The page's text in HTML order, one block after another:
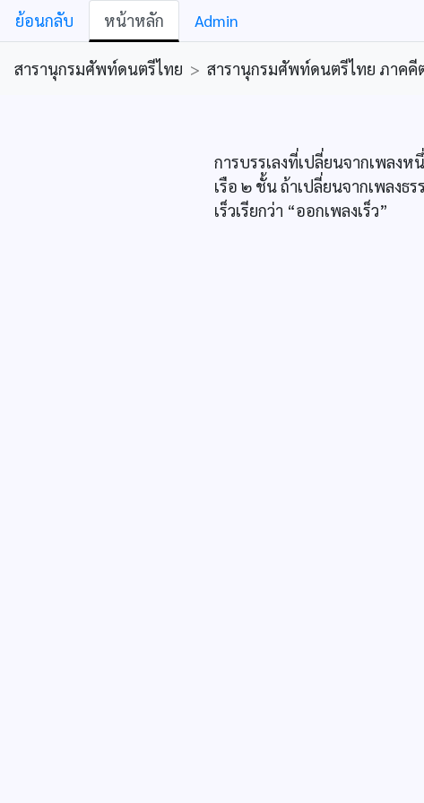
ย้อนกลับ หน้าหลัก Admin
สารานุกรมศัพท์ดนตรีไทย > สารานุกรมศัพท์ดนตรีไทย ภาค
การบรรเลงที่เปลี่ยนจากเพลงห
เรือ ๒ ชั้น ถ้าเปลี่ยนจากเพลงธ
เร็วเรียกว่า “ออกเพลงเร็ว”